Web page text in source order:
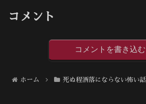
コメント
コメントを書き込む
ホーム 死ぬ程洒落にならない怖い話